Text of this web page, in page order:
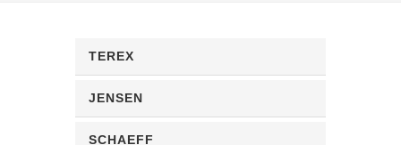
TEREX
JENSEN
SCHAEFF